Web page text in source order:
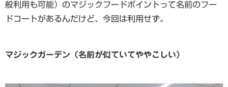
般利用も可能）のマジックフードポイントって名前のフー
ドコートがあるんだけど、今回は利用せず。
マジックガーデン（名前が似ていてややこしい）